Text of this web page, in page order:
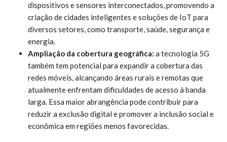
dispositivos e sensores interconectados, promovendo a
criação de cidades inteligentes e soluções de IoT para
diversos setores, como transporte, saúde, segurança e
energia.
Ampliação da cobertura geográfica: a tecnologia 5G
também tem potencial para expandir a cobertura das
redes móveis, alcançando áreas rurais e remotas que
atualmente enfrentam dificuldades de acesso à banda
larga. Essa maior abrangência pode contribuir para
reduzir a exclusão digital e promover a inclusão social e
econômica em regiões menos favorecidas.